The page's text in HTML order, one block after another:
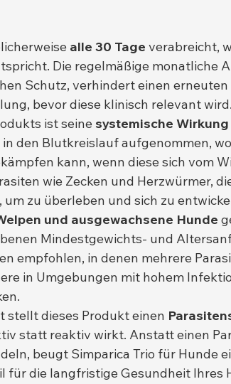
alle 30 Tage verabreicht,
Die regelmäßige monatliche
Schutz, verhindert einen
bevor diese klinisch relevant wird.
ist seine systemische Wirkung
den Blutkreislauf aufgenommen,
kann, wenn diese sich vom
wie Zecken und Herzwürmer,
zu überleben und sich zu
und ausgewachsene Hunde
Mindestgewichts- und
empfohlen, in denen mehrere
in Umgebungen mit hohem
stellt dieses Produkt einen
statt reaktiv wirkt. Anstatt einen
beugt Simparica Trio für Hunde
für die langfristige Gesundheit Ihres